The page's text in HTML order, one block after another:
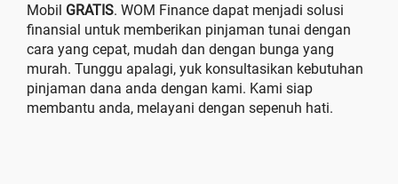
Mobil GRATIS. WOM Finance dapat menjadi solusi
finansial untuk memberikan pinjaman tunai dengan
cara yang cepat, mudah dan dengan bunga yang
murah. Tunggu apalagi, yuk konsultasikan kebutuhan
pinjaman dana anda dengan kami. Kami siap
membantu anda, melayani dengan sepenuh hati.